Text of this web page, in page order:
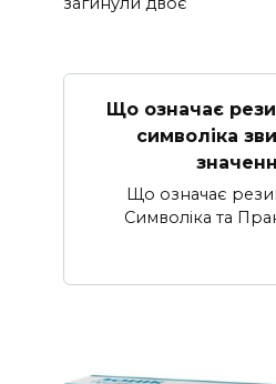
Що означає
символіка
Що означає
Символіка та